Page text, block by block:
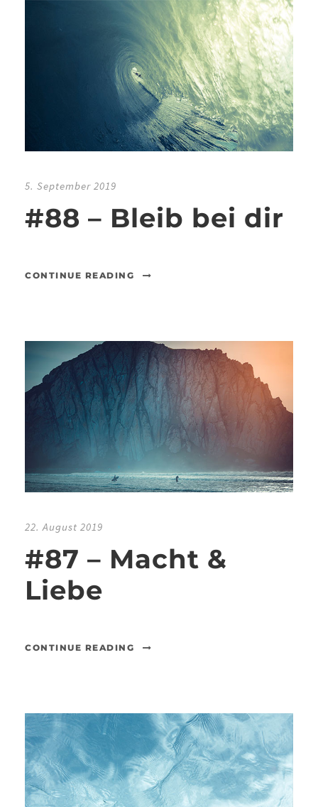
5. September 2019
#88 – Bleib bei dir
CONTINUE READING
22. August 2019
#87 – Macht &
Liebe
CONTINUE READING